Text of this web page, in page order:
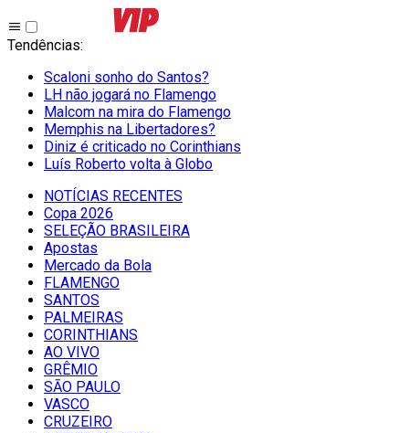
Tendências:
Scaloni sonho do Santos?
LH não jogará no Flamengo
Malcom na mira do Flamengo
Memphis na Libertadores?
Diniz é criticado no Corinthians
Luís Roberto volta à Globo
NOTÍCIAS RECENTES
Copa 2026
SELEÇÃO BRASILEIRA
Apostas
Mercado da Bola
FLAMENGO
SANTOS
PALMEIRAS
CORINTHIANS
AO VIVO
GRÊMIO
SĀO PAULO
VASCO
CRUZEIRO